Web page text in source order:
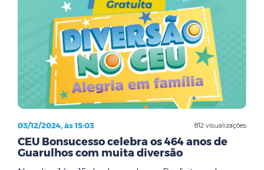
812 visualizações
03/12/2024, às 15:03
CEU Bonsucesso celebra os 464 anos de
Guarulhos com muita diversão